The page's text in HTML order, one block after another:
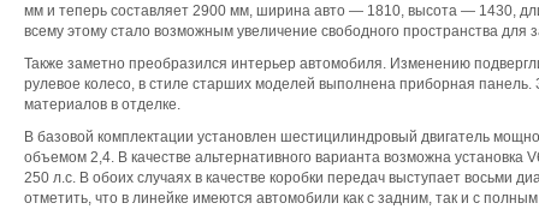
мм и теперь составляет 2900 мм, ширина авто — 1810, высота — 1430,
всему этому стало возможным увеличение свободного пространства для
Также заметно преобразился интерьер автомобиля. Изменению
рулевое колесо, в стиле старших моделей выполнена приборная панель.
материалов в отделке.
В базовой комплектации установлен шестицилиндровый двигатель
объемом 2,4. В качестве альтернативного варианта возможна
250 л.с. В обоих случаях в качестве коробки передач выступает восьми
отметить, что в линейке имеются автомобили как с задним, так и с